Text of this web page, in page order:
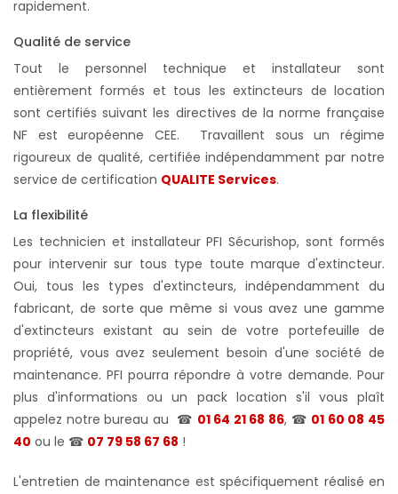
rapidement.
Qualité de service
Tout le personnel technique et installateur sont
entièrement formés et tous les extincteurs de location
sont certifiés suivant les directives de la norme française
NF est européenne CEE. Travaillent sous un régime
rigoureux de qualité, certifiée indépendamment par notre
service de certification QUALITE Services.
La flexibilité
Les technicien et installateur PFI Sécurishop, sont formés
pour intervenir sur tous type toute marque d'extincteur.
Oui, tous les types d'extincteurs, indépendamment du
fabricant, de sorte que même si vous avez une gamme
d'extincteurs existant au sein de votre portefeuille de
propriété, vous avez seulement besoin d'une société de
maintenance. PFI pourra répondre à votre demande. Pour
plus d'informations ou un pack location s'il vous plaît
appelez notre bureau au ☎ 01 64 21 68 86, ☎ 01 60 08 45
40 ou le ☎ 07 79 58 67 68 !
L'entretien de maintenance est spécifiquement réalisé en